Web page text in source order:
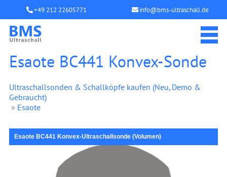
+49 212 22605771 info@bms-ultraschall.de
Esaote BC441 Konvex-Sonde
Ultraschallsonden & Schallköpfe kaufen (Neu, Demo &
Gebraucht)
» Esaote
Esaote BC441 Konvex-Ultraschallsonde (Volumen)